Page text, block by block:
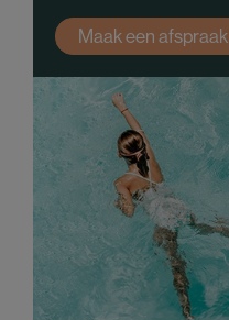
Maak een afspraak